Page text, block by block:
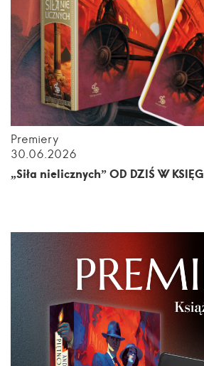
Premiery
30.06.2026
„Siła nielicznych” OD DZIŚ W